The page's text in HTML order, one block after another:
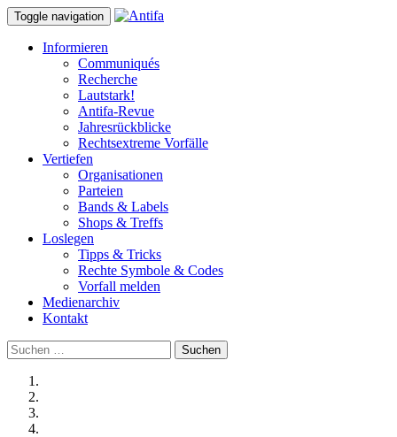
Toggle navigation
Informieren
Communiqués
Recherche
Lautstark!
Antifa-Revue
Jahresrückblicke
Rechtsextreme Vorfälle
Vertiefen
Organisationen
Parteien
Bands & Labels
Shops & Treffs
Loslegen
Tipps & Tricks
Rechte Symbole & Codes
Vorfall melden
Medienarchiv
Kontakt
Suchen
nach: